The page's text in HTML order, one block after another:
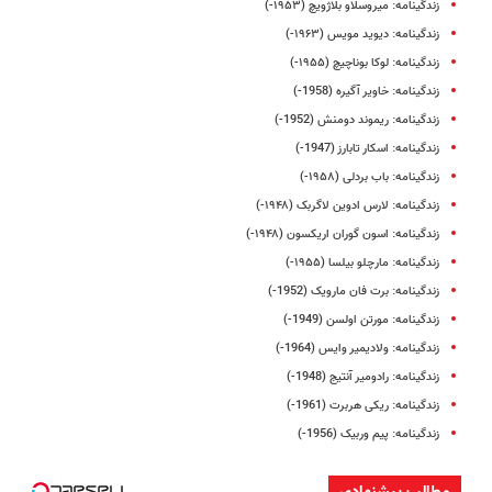
زندگینامه: میروسلاو بلاژویچ (۱۹۵۳-)
زندگینامه: دیوید مویس (۱۹۶۳-)
زندگینامه: لوکا بوناچیچ (۱۹۵۵-)
زندگینامه: خاویر آگیره (1958-)
زندگینامه: ریموند دومنش (1952-)
زندگینامه: اسکار تابارز (1947-)
زندگینامه: باب بردلی (۱۹۵۸-)
زندگینامه: لارس ادوین لاگربک (۱۹۴۸-)
زندگینامه: اسون گوران اریکسون (۱۹۴۸-)
زندگینامه: مارچلو بیلسا (۱۹۵۵-)
زندگینامه: برت فان مارویک (1952-)
زندگینامه: مورتن اولسن (1949-)
زندگینامه: ولادیمیر وایس (1964-)
زندگینامه: رادومیر آنتیج (1948-)
زندگینامه: ریکی هربرت (1961-)
زندگینامه: پیم وربیک (1956-)